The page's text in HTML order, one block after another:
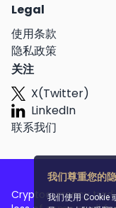
我们尊重您的
我们使用 Cookie
Legal
使用条款
隐私政策
关注
X(Twitter)
LinkedIn
联系我们
Cryptocurrency